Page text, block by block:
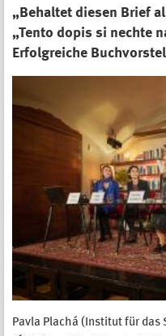
„Behaltet diesen Brief
„Tento dopis si nechte
Erfolgreiche
Pavla Plachá (Institut für das